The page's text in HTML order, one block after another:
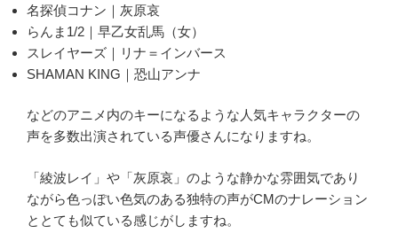
名探偵コナン｜灰原哀
らんま1/2｜早乙女乱馬（女）
スレイヤーズ｜リナ＝インバース
SHAMAN KING｜恐山アンナ
などのアニメ内のキーになるような人気キャラクターの
声を多数出演されている声優さんになりますね。
「綾波レイ」や「灰原哀」のような静かな雰囲気であり
ながら色っぽい色気のある独特の声がCMのナレーション
ととても似ている感じがしますね。